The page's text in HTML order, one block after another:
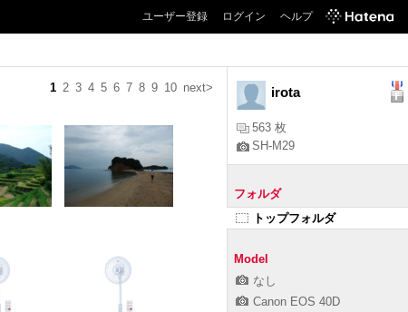
ユーザー登録 ログイン ヘルプ
1 2 3 4 5 6 7 8 9 10 next> irota
563 枚
SH-M29
フォルダ
トップフォルダ
Model
なし
Canon EOS 40D